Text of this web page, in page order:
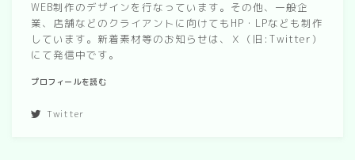
冬/winter
夏/summer
WEB制作のデザインを行なっています。その他、一般企
業、店舗などのクライアントに向けてもHP・LPなども制作
しています。新着素材等のお知らせは、Ｘ（旧:Twitter）
にて発信中です。
プロフィールを読む
Twitter